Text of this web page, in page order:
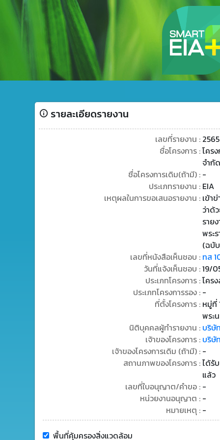
รายละเอียดรายงาน
เลขที่รายงาน :
ชื่อโครงการ :โคร
จำกัด
ชื่อโครงการเดิม(ถ้ามี) : -
ประเภทรายงาน : EIA
เหตุผลในการขอเสนอรายงาน : เข้า
ว่าด้
ราย
พระ
(ฉบั
เลขที่หนังสือเห็นชอบ : ทส
วันที่แจ้งเห็นชอบ :19/
ประเภทโครงการ :โคร
ประเภทโครงการรอง : -
ที่ตั้งโครงการ : หมู่ที่
พระ
นิติบุคคลผู้ทำรายงาน : บริษั
เจ้าของโครงการ : บริษั
เจ้าของโครงการเดิม (ถ้ามี) : -
สถานภาพของโครงการ :ได้รั
แล้ว
เลขที่ใบอนุญาต/คำขอ : -
หน่วยงานอนุญาต : -
หมายเหตุ : -
พื้นที่คุ้มครองสิ่งแวดล้อม